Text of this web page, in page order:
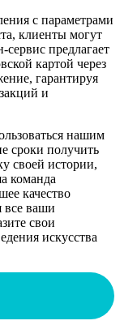
с параметрами
клиенты могут
предлагает
картой через
гарантируя
и
нашим
сроки получить
своей истории,
команда
качество
все ваши
свои
искусства